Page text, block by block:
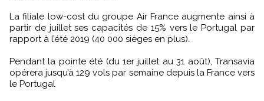
La filiale low-cost du groupe Air France augmente ainsi à
partir de juillet ses capacités de 15% vers le Portugal par
rapport à l’été 2019 (40 000 sièges en plus).
Pendant la pointe été (du 1er juillet au 31 août), Transavia
opérera jusqu’à 129 vols par semaine depuis la France vers
le Portugal